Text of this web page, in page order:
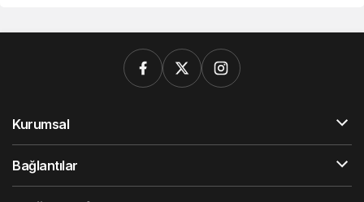
Kurumsal
Bağlantılar